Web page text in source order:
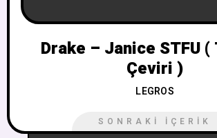
Drake – Janice STFU
Çeviri )
LEGROS
SONRAKI İÇERIK